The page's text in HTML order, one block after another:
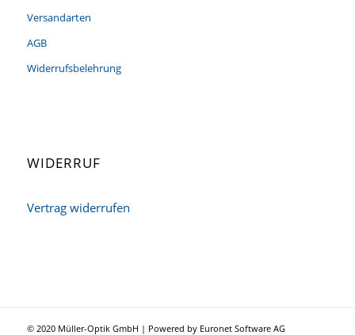
Versandarten
AGB
Widerrufsbelehrung
WIDERRUF
Vertrag widerrufen
© 2020 Müller-Optik GmbH | Powered by Euronet Software AG